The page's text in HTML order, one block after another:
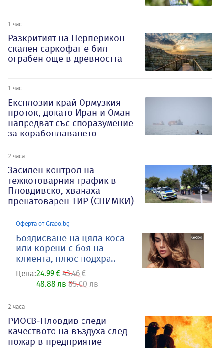
1 час
Разкритият на Перперикон
скален саркофаг е бил
ограбен още в древността
1 час
Експлозии край Ормузкия
проток, докато Иран и Оман
напредват със споразумение
за корабоплаването
2 часа
Засилен контрол на
тежкотоварния трафик в
Пловдивско, хванаха
пренатоварен ТИР (СНИМКИ)
Оферта от Grabo.bg
Боядисване на цяла коса
или корени с боя на
клиента, плюс подхра..
Цена:24.99 € 43.46 €
48.88 лв 85.00 лв
2 часа
РИОСВ-Пловдив следи
качеството на въздуха след
пожар в предприятие